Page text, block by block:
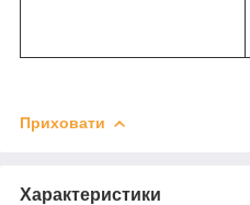
Приховати
Характеристики